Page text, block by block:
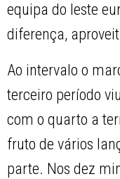
equipa do leste
diferença,
Ao intervalo o
terceiro período
com o quarto a
fruto de vários
parte. Nos dez